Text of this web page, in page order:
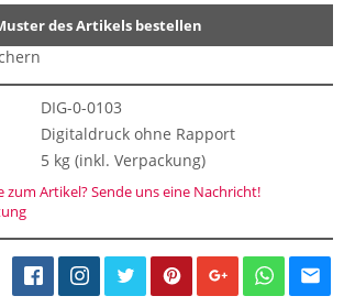
des Artikels bestellen
DIG-0-0103
Digitaldruck ohne Rapport
5 kg (inkl. Verpackung)
zum Artikel? Sende uns eine Nachricht!